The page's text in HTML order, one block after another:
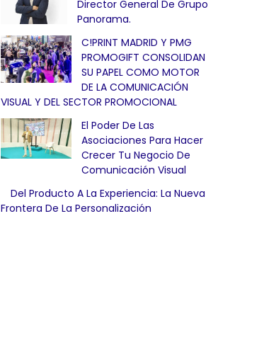
Director General De Grupo
Panorama.
C!PRINT MADRID Y PMG
PROMOGIFT CONSOLIDAN
SU PAPEL COMO MOTOR
DE LA COMUNICACIÓN
VISUAL Y DEL SECTOR PROMOCIONAL
El Poder De Las
Asociaciones Para Hacer
Crecer Tu Negocio De
Comunicación Visual
Del Producto A La Experiencia: La Nueva
Frontera De La Personalización